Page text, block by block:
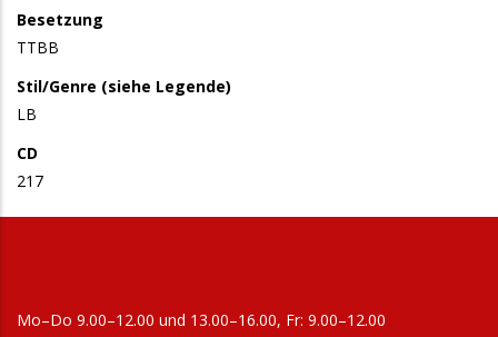
Besetzung
TTBB
Stil/Genre (siehe Legende)
LB
CD
217
Mo–Do 9.00–12.00 und 13.00–16.00, Fr: 9.00–12.00